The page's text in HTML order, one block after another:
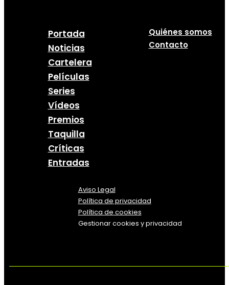
Portada
Noticias
Cartelera
Películas
Series
Vídeos
Premios
Taquilla
Críticas
Entradas
Quiénes somos
Contacto
Aviso Legal
Política de privacidad
Política de cookies
Gestionar cookies y privacidad